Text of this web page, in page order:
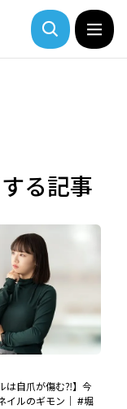
る記事
は自爪が傷む⁈】今
イルのギモン｜ #堀